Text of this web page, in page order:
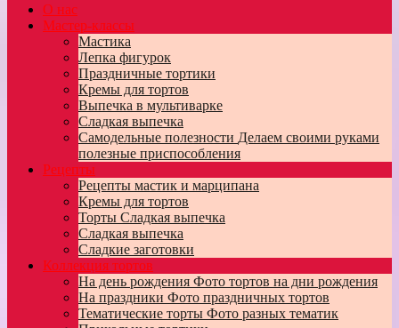
О нас
Мастер-классы
Мастика
Лепка фигурок
Праздничные тортики
Кремы для тортов
Выпечка в мультиварке
Сладкая выпечка
Самодельные полезности Делаем своими руками
полезные приспособления
Рецепты
Рецепты мастик и марципана
Кремы для тортов
Торты Сладкая выпечка
Сладкая выпечка
Сладкие заготовки
Коллекция тортов
На день рождения Фото тортов на дни рождения
На праздники Фото праздничных тортов
Тематические торты Фото разных тематик